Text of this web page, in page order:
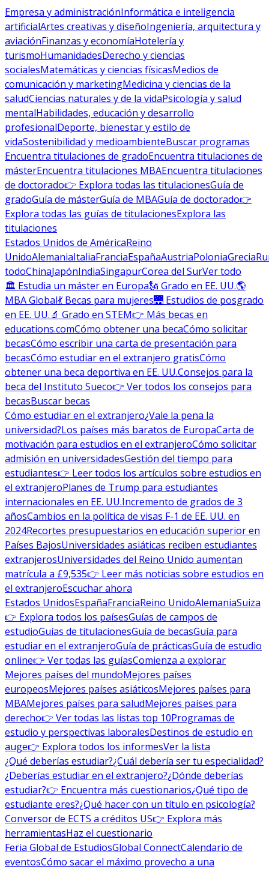
Empresa y administraciónInformática e inteligencia
artificialArtes creativas y diseñoIngeniería, arquitectura y
aviaciónFinanzas y economíaHotelería y
turismoHumanidadesDerecho y ciencias
socialesMatemáticas y ciencias físicasMedios de
comunicación y marketingMedicina y ciencias de la
saludCiencias naturales y de la vidaPsicología y salud
mentalHabilidades, educación y desarrollo
profesionalDeporte, bienestar y estilo de
vidaSostenibilidad y medioambienteBuscar programas
Encuentra titulaciones de gradoEncuentra titulaciones de
másterEncuentra titulaciones MBAEncuentra titulaciones
de doctorado👉 Explora todas las titulacionesGuía de
gradoGuía de másterGuía de MBAGuía de doctorado👉
Explora todas las guías de titulacionesExplora las
titulaciones
Estados Unidos de AméricaReino
UnidoAlemaniaItaliaFranciaEspañaAustriaPoloniaGrecia
todoChinaJapónIndiaSingapurCorea del SurVer todo
🏛 Estudia un máster en Europa🗽 Grado en EE. UU.🌎
MBA Global💃 Becas para mujeres🌉 Estudios de posgrado
en EE. UU.🔬 Grado en STEM👉 Más becas en
educations.comCómo obtener una becaCómo solicitar
becasCómo escribir una carta de presentación para
becasCómo estudiar en el extranjero gratisCómo
obtener una beca deportiva en EE. UU.Consejos para la
beca del Instituto Sueco👉 Ver todos los consejos para
becasBuscar becas
Cómo estudiar en el extranjero¿Vale la pena la
universidad?Los países más baratos de EuropaCarta de
motivación para estudios en el extranjeroCómo solicitar
admisión en universidadesGestión del tiempo para
estudiantes👉 Leer todos los artículos sobre estudios en
el extranjeroPlanes de Trump para estudiantes
internacionales en EE. UU.Incremento de grados de 3
añosCambios en la política de visas F-1 de EE. UU. en
2024Recortes presupuestarios en educación superior en
Países BajosUniversidades asiáticas reciben estudiantes
extranjerosUniversidades del Reino Unido aumentan
matrícula a £9,535👉 Leer más noticias sobre estudios en
el extranjeroEscuchar ahora
Estados UnidosEspañaFranciaReino UnidoAlemaniaSuiza
👉 Explora todos los paísesGuías de campos de
estudioGuías de titulacionesGuía de becasGuía para
estudiar en el extranjeroGuía de prácticasGuía de estudio
online👉 Ver todas las guíasComienza a explorar
Mejores países del mundoMejores países
europeosMejores países asiáticosMejores países para
MBAMejores países para saludMejores países para
derecho👉 Ver todas las listas top 10Programas de
estudio y perspectivas laboralesDestinos de estudio en
auge👉 Explora todos los informesVer la lista
¿Qué deberías estudiar?¿Cuál debería ser tu especialidad?
¿Deberías estudiar en el extranjero?¿Dónde deberías
estudiar?👉 Encuentra más cuestionarios¿Qué tipo de
estudiante eres?¿Qué hacer con un título en psicología?
Conversor de ECTS a créditos US👉 Explora más
herramientasHaz el cuestionario
Feria Global de EstudiosGlobal ConnectCalendario de
eventosCómo sacar el máximo provecho a una